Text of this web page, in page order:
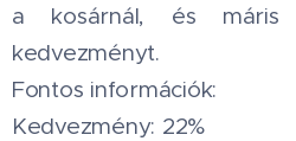
a kosárnál, és máris
kedvezményt.
Fontos információk:
Kedvezmény: 22%